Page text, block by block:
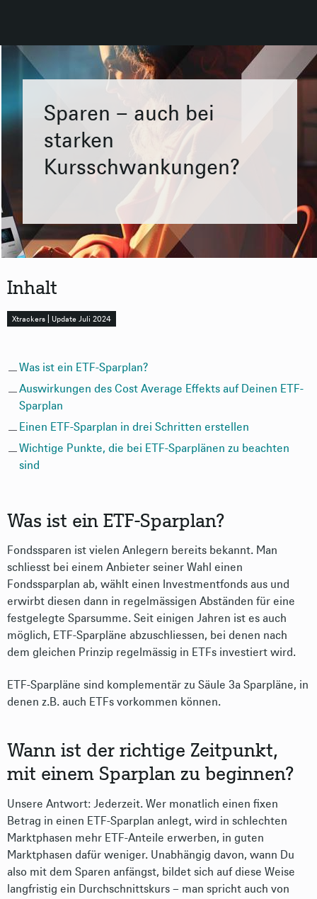
Sparen – auch bei
starken
Kursschwankungen?
Inhalt
Xtrackers | Update Juli 2024
Was ist ein ETF-Sparplan?
Auswirkungen des Cost Average Effekts auf Deinen ETF-
Sparplan
Einen ETF-Sparplan in drei Schritten erstellen
Wichtige Punkte, die bei ETF-Sparplänen zu beachten
sind
Was ist ein ETF-Sparplan?
Fondssparen ist vielen Anlegern bereits bekannt. Man
schliesst bei einem Anbieter seiner Wahl einen
Fondssparplan ab, wählt einen Investmentfonds aus und
erwirbt diesen dann in regelmässigen Abständen für eine
festgelegte Sparsumme. Seit einigen Jahren ist es auch
möglich, ETF-Sparpläne abzuschliessen, bei denen nach
dem gleichen Prinzip regelmässig in ETFs investiert wird.
ETF-Sparpläne sind komplementär zu Säule 3a Sparpläne, in
denen z.B. auch ETFs vorkommen können.
Wann ist der richtige Zeitpunkt,
mit einem Sparplan zu beginnen?
Unsere Antwort: Jederzeit. Wer monatlich einen fixen
Betrag in einen ETF-Sparplan anlegt, wird in schlechten
Marktphasen mehr ETF-Anteile erwerben, in guten
Marktphasen dafür weniger. Unabhängig davon, wann Du
also mit dem Sparen anfängst, bildet sich auf diese Weise
langfristig ein Durchschnittskurs – man spricht auch von